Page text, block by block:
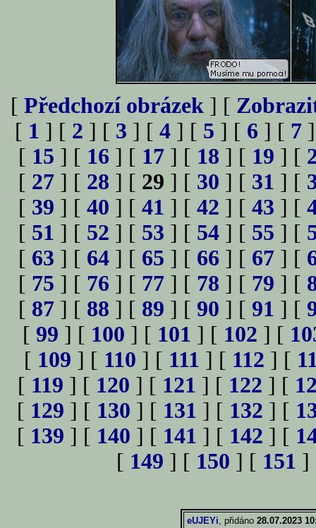
[ Předchozí obrázek ] [
[ 1 ] [ 2 ] [ 3 ] [ 4 ] [ 5 ] [ 6 ] [ 7
[ 15 ] [ 16 ] [ 17 ] [ 18 ] [ 19 ] [
[ 27 ] [ 28 ] [ 29 ] [ 30 ] [ 31 ] [
[ 39 ] [ 40 ] [ 41 ] [ 42 ] [ 43 ] [
[ 51 ] [ 52 ] [ 53 ] [ 54 ] [ 55 ] [
[ 63 ] [ 64 ] [ 65 ] [ 66 ] [ 67 ] [
[ 75 ] [ 76 ] [ 77 ] [ 78 ] [ 79 ] [
[ 87 ] [ 88 ] [ 89 ] [ 90 ] [ 91 ] [
[ 99 ] [ 100 ] [ 101 ] [ 102 ] [
[ 109 ] [ 110 ] [ 111 ] [ 112 ] [
[ 119 ] [ 120 ] [ 121 ] [ 122 ] [
[ 129 ] [ 130 ] [ 131 ] [ 132 ] [
[ 139 ] [ 140 ] [ 141 ] [ 142 ] [
[ 149 ] [ 150 ] [ 151 ]
eUJEYi, přidáno 28.07.2023